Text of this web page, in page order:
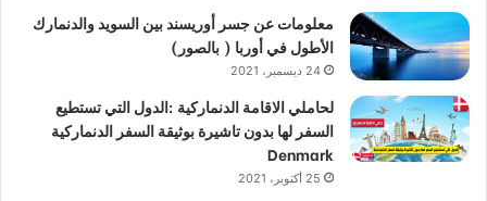
معلومات عن جسر أوريسند بين السويد والدنمارك
الأطول في أوربا ( بالصور)
24 ديسمبر، 2021
لحاملي الاقامة الدنماركية :الدول التي تستطيع
السفر لها بدون تاشيرة بوثيقة السفر الدنماركية
Denmark
25 أكتوبر، 2021